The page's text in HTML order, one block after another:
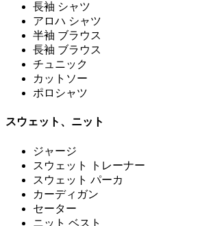
長袖 シャツ
アロハ シャツ
半袖 ブラウス
長袖 ブラウス
チュニック
カットソー
ポロシャツ
スウェット、ニット
ジャージ
スウェット トレーナー
スウェット パーカ
カーディガン
セーター
ニット ベスト